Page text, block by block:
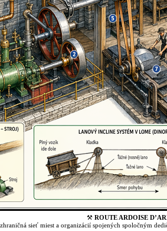
⚒ ROUTE ARDOISE
sieť miest a organizácií spojených spoločným